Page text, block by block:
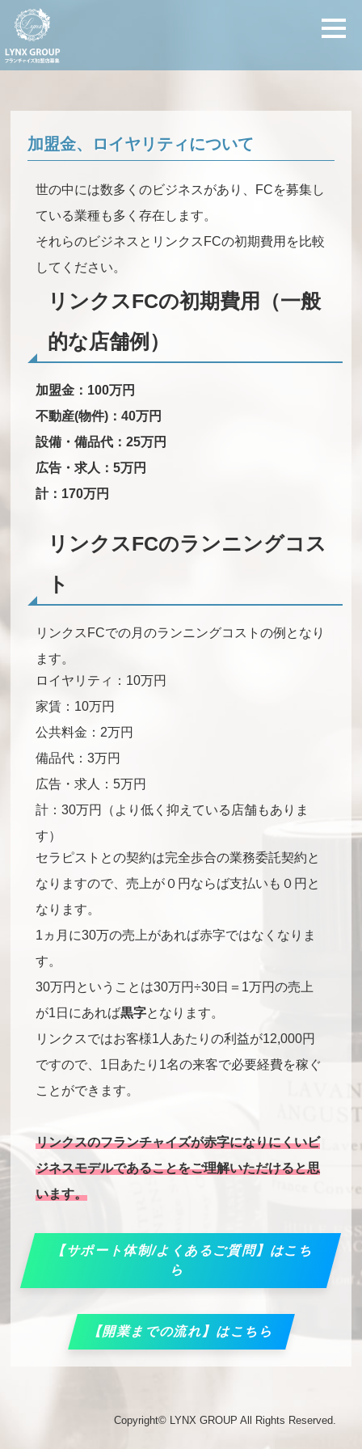
加盟金、ロイヤリティについて
世の中には数多くのビジネスがあり、FCを募集し
ている業種も多く存在します。
それらのビジネスとリンクスFCの初期費用を比較
してください。
リンクスFCの初期費用（一般
的な店舗例）
加盟金：100万円
不動産(物件)：40万円
設備・備品代：25万円
広告・求人：5万円
計：170万円
リンクスFCのランニングコス
ト
リンクスFCでの月のランニングコストの例となり
ます。
ロイヤリティ：10万円
家賃：10万円
公共料金：2万円
備品代：3万円
広告・求人：5万円
計：30万円（より低く抑えている店舗もありま
す）
セラピストとの契約は完全歩合の業務委託契約と
なりますので、売上が０円ならば支払いも０円と
なります。
1ヵ月に30万の売上があれば赤字ではなくなりま
す。
30万円ということは30万円÷30日＝1万円の売上
が1日にあれば黒字となります。
リンクスではお客様1人あたりの利益が12,000円
ですので、1日あたり1名の来客で必要経費を稼ぐ
ことができます。
リンクスのフランチャイズが赤字になりにくいビ
ジネスモデルであることをご理解いただけると思
います。
【サポート体制/よくあるご質問】はこち
ら
【開業までの流れ】はこちら
Copyright© LYNX GROUP All Rights Reserved.